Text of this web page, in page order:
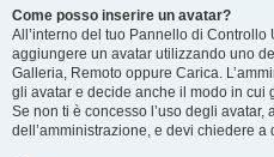
Come posso inserire un avatar?
All’interno del tuo Pannello di Controllo
aggiungere un avatar utilizzando uno
Galleria, Remoto oppure Carica.
gli avatar e decide anche il modo in cui
Se non ti è concesso l’uso degli avatar,
dell’amministrazione, e devi chiedere a